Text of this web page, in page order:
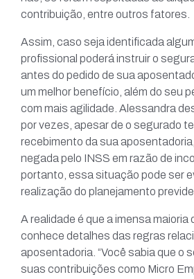
contribuição, entre outros fatores.
Assim, caso seja identificada
profissional poderá instruir o
antes do pedido de sua
um melhor benefício, além do seu
com mais agilidade. Alessandra
por vezes, apesar de o segurado
recebimento da sua
negada pelo INSS em razão de
portanto, essa situação pode ser
realização do planejamento
A realidade é que a imensa
conhece detalhes das regras
aposentadoria. “Você sabia que o
suas contribuições como Micro